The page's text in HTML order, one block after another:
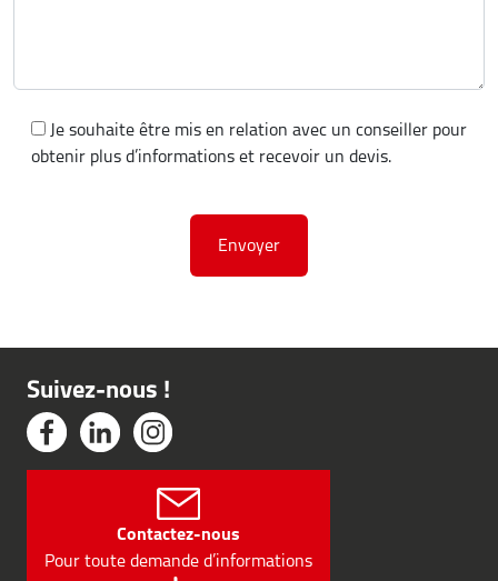
Je souhaite être mis en relation avec un conseiller pour
obtenir plus d’informations et recevoir un devis.
Suivez-nous !
Contactez-nous
Pour toute demande d’informations